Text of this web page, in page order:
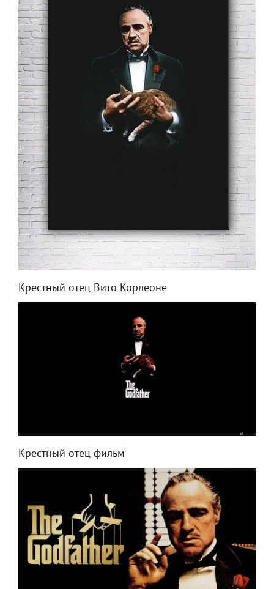
Крестный отец Вито Корлеоне
Крестный отец фильм